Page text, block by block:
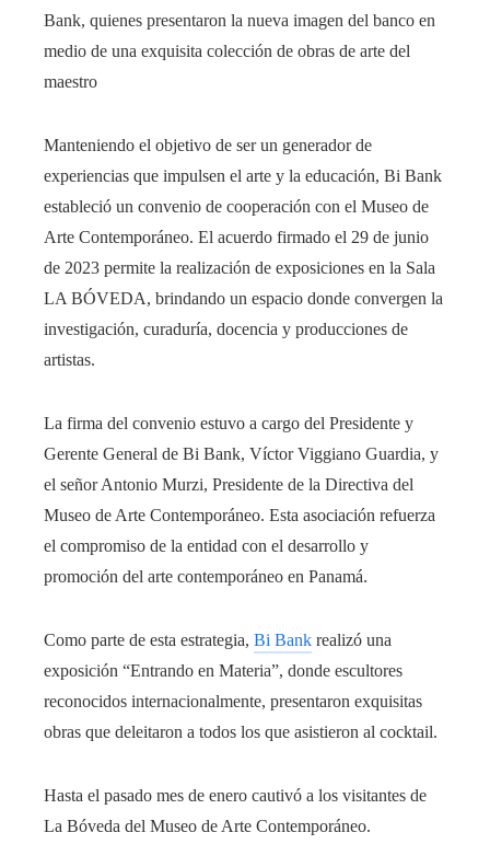
Bank, quienes presentaron la nueva imagen del banco en
medio de una exquisita colección de obras de arte del
maestro
Manteniendo el objetivo de ser un generador de
experiencias que impulsen el arte y la educación, Bi Bank
estableció un convenio de cooperación con el Museo de
Arte Contemporáneo. El acuerdo firmado el 29 de junio
de 2023 permite la realización de exposiciones en la Sala
LA BÓVEDA, brindando un espacio donde convergen la
investigación, curaduría, docencia y producciones de
artistas.
La firma del convenio estuvo a cargo del Presidente y
Gerente General de Bi Bank, Víctor Viggiano Guardia, y
el señor Antonio Murzi, Presidente de la Directiva del
Museo de Arte Contemporáneo. Esta asociación refuerza
el compromiso de la entidad con el desarrollo y
promoción del arte contemporáneo en Panamá.
Como parte de esta estrategia, Bi Bank realizó una
exposición “Entrando en Materia”, donde escultores
reconocidos internacionalmente, presentaron exquisitas
obras que deleitaron a todos los que asistieron al cocktail.
Hasta el pasado mes de enero cautivó a los visitantes de
La Bóveda del Museo de Arte Contemporáneo.